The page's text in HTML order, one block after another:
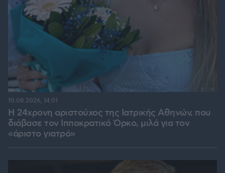
Η 24χρονη αριστούχος της Ιατρικής Αθηνών, που
διάβασε τον Ιπποκρατικό Όρκο, μιλά για τον
«άριστο γιατρό»
10.08.2026, 14:01